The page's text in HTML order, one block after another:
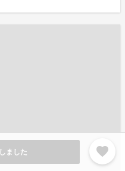
ました favorite